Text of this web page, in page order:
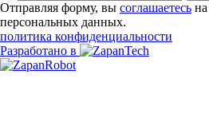
Отправляя форму, вы соглашаетесь
персональных данных.
политика конфиденциальности
Разработано в